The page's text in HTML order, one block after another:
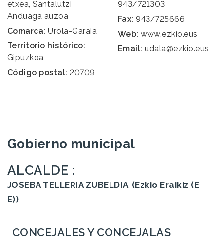
etxea, Santalutzi
Anduaga auzoa
Comarca: Urola-Garaia
Territorio histórico:
Gipuzkoa
Código postal: 20709
943/721303
Fax: 943/725666
Web: www.ezkio.eus
Email: udala@ezkio.eus
Gobierno municipal
ALCALDE :
JOSEBA TELLERIA ZUBELDIA (Ezkio Eraikiz (E
E))
CONCEJALES Y CONCEJALAS